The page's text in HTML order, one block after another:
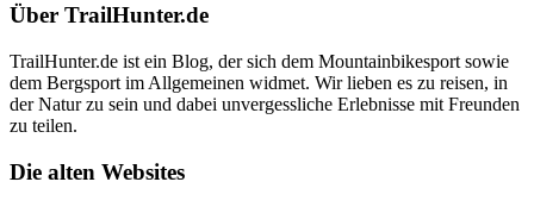
Über TrailHunter.de
TrailHunter.de ist ein Blog, der sich dem Mountainbikesport sowie
dem Bergsport im Allgemeinen widmet. Wir lieben es zu reisen, in
der Natur zu sein und dabei unvergessliche Erlebnisse mit Freunden
zu teilen.
Die alten Websites